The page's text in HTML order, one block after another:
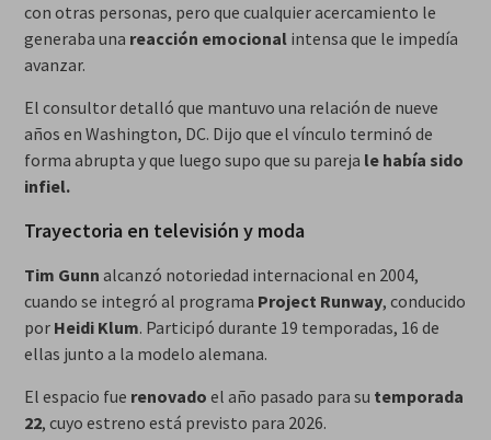
con otras personas, pero que cualquier acercamiento le
generaba una reacción emocionalintensa que le impedía
avanzar.
El consultor detalló que mantuvo una relación de nueve
años en Washington, DC. Dijo que el vínculo terminó de
forma abrupta y que luego supo que su pareja le había sido
infiel.
Trayectoria en televisión y moda
Tim Gunn alcanzó notoriedad internacional en 2004,
cuando se integró al programa Project Runway, conducido
por Heidi Klum. Participó durante 19 temporadas, 16 de
ellas junto a la modelo alemana.
El espacio fue renovado el año pasado para su temporada
22, cuyo estreno está previsto para 2026.